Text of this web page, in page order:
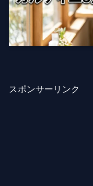
スポンサーリンク